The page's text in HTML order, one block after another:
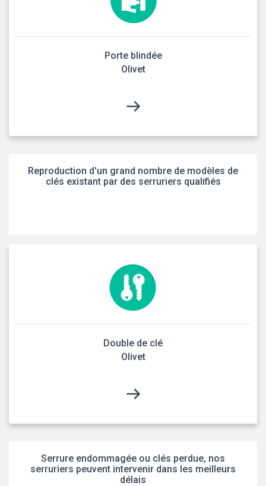
Porte blindée
Olivet
Reproduction d'un grand nombre de modèles de
clés existant par des serruriers qualifiés
Double de clé
Olivet
Serrure endommagée ou clés perdue, nos
serruriers peuvent intervenir dans les meilleurs
délais